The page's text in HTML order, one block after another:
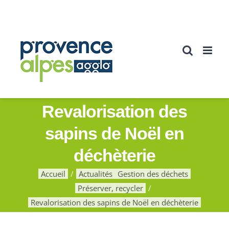
Revalorisation des
sapins de Noël en
déchèterie
Accueil Actualités Gestion des déchets
Préserver, recycler
Revalorisation des sapins de Noël en déchèterie